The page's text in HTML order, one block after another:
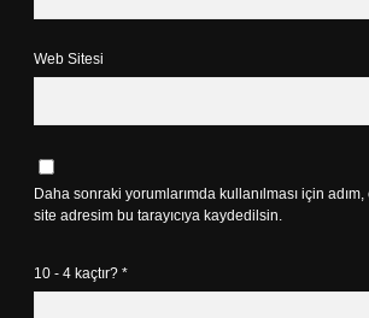
Web Sitesi
Daha sonraki yorumlarımda kullanılması için
site adresim bu tarayıcıya kaydedilsin.
10 - 4 kaçtır? *